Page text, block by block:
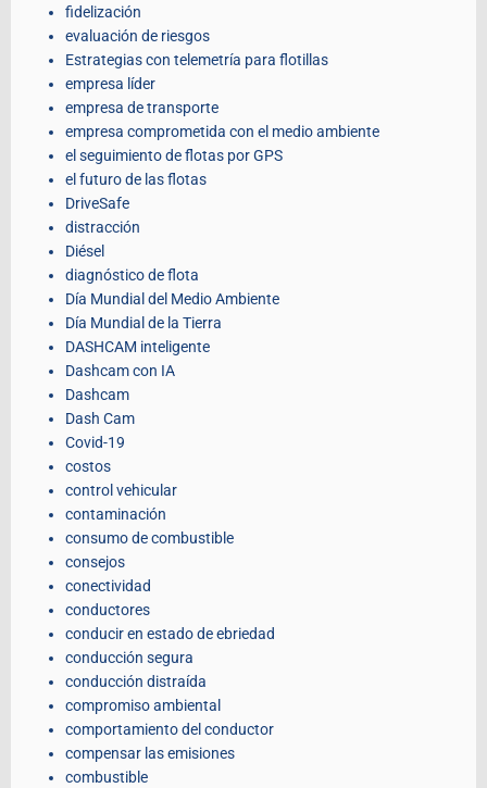
fidelización
evaluación de riesgos
Estrategias con telemetría para flotillas
empresa líder
empresa de transporte
empresa comprometida con el medio ambiente
el seguimiento de flotas por GPS
el futuro de las flotas
DriveSafe
distracción
Diésel
diagnóstico de flota
Día Mundial del Medio Ambiente
Día Mundial de la Tierra
DASHCAM inteligente
Dashcam con IA
Dashcam
Dash Cam
Covid-19
costos
control vehicular
contaminación
consumo de combustible
consejos
conectividad
conductores
conducir en estado de ebriedad
conducción segura
conducción distraída
compromiso ambiental
comportamiento del conductor
compensar las emisiones
combustible